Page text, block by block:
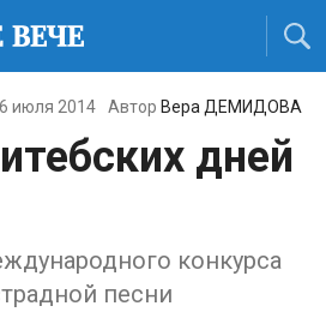
июля 2014 Автор Вера ДЕМИДОВА
дней
конкурса
песни